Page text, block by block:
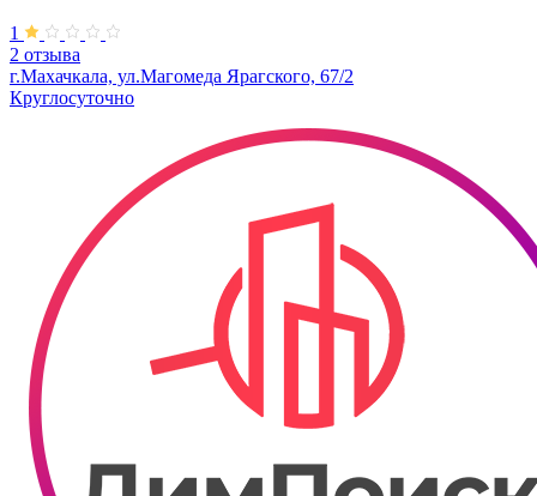
1
2 отзыва
г.Махачкала, ​ул.Магомеда Ярагского, 67/2
Круглосуточно